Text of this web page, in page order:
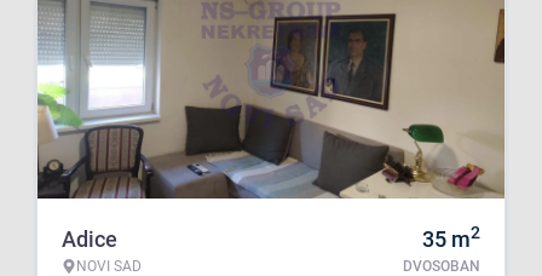
Adice
NOVI SAD
35 m2
DVOSOBAN